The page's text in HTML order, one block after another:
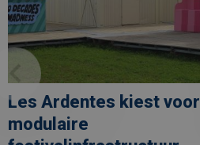
Les Ardentes kiest voor
modulaire